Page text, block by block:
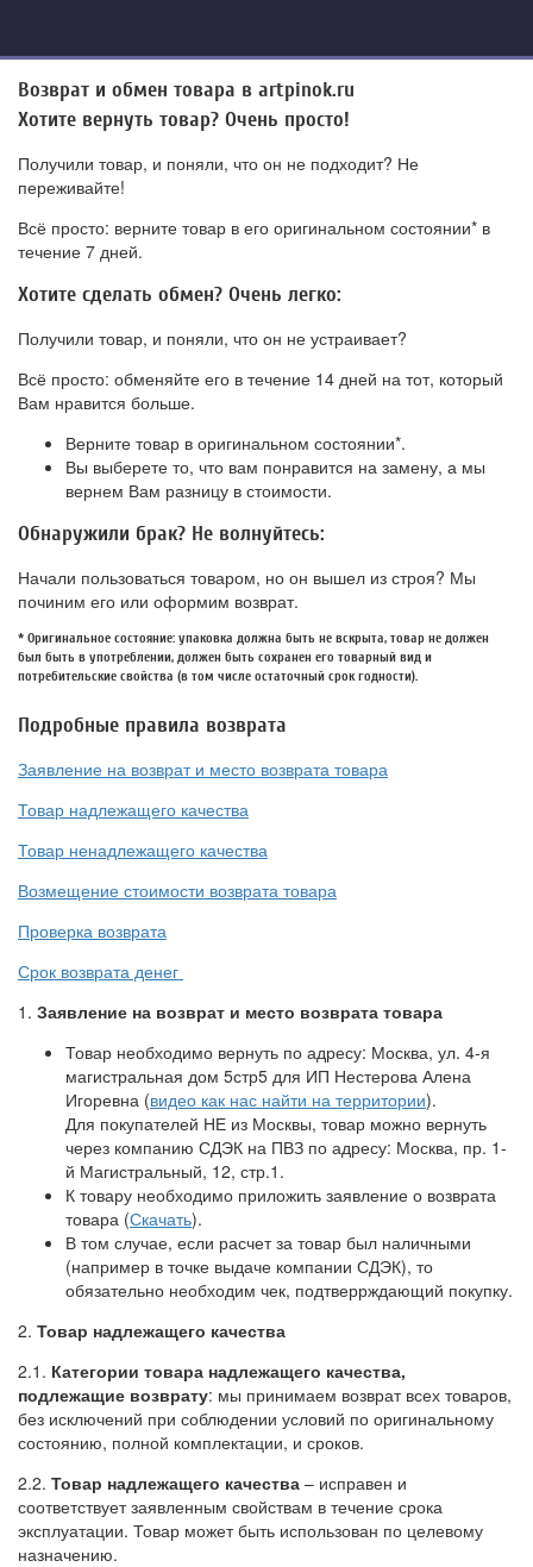
Возврат и обмен товара в artpinok.ru
Хотите вернуть товар? Очень просто!
Получили товар, и поняли, что он не подходит? Не
переживайте!
Всё просто: верните товар в его оригинальном состоянии* в
течение 7 дней.
Хотите сделать обмен? Очень легко:
Получили товар, и поняли, что он не устраивает?
Всё просто: обменяйте его в течение 14 дней на тот, который
Вам нравится больше.
Верните товар в оригинальном состоянии*.
Вы выберете то, что вам понравится на замену, а мы
вернем Вам разницу в стоимости.
Обнаружили брак? Не волнуйтесь:
Начали пользоваться товаром, но он вышел из строя? Мы
починим его или оформим возврат.
* Оригинальное состояние: упаковка должна быть не вскрыта, товар не должен
был быть в употреблении, должен быть сохранен его товарный вид и
потребительские свойства (в том числе остаточный срок годности).
Подробные правила возврата
Заявление на возврат и место возврата товара
Товар надлежащего качества
Товар ненадлежащего качества
Возмещение стоимости возврата товара
Проверка возврата
Срок возврата денег
1. Заявление на возврат и место возврата товара
Товар необходимо вернуть по адресу: Москва, ул. 4-я
магистральная дом 5стр5 для ИП Нестерова Алена
Игоревна (видео как нас найти на территории).
Для покупателей НЕ из Москвы, товар можно вернуть
через компанию СДЭК на ПВЗ по адресу: Москва, пр. 1-
й Магистральный, 12, стр.1.
К товару необходимо приложить заявление о возврата
товара (Скачать).
В том случае, если расчет за товар был наличными
(например в точке выдаче компании СДЭК), то
обязательно необходим чек, подтверрждающий покупку.
2. Товар надлежащего качества
2.1. Категории товара надлежащего качества,
подлежащие возврату: мы принимаем возврат всех товаров,
без исключений при соблюдении условий по оригинальному
состоянию, полной комплектации, и сроков.
2.2. Товар надлежащего качества – исправен и
соответствует заявленным свойствам в течение срока
эксплуатации. Товар может быть использован по целевому
назначению.